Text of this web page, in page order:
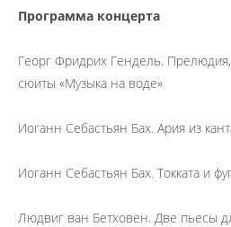
Программа концерта
Георг Фридрих Гендель.
сюиты «Музыка на воде»
Иоганн Себастьян Бах. Ария из
Иоганн Себастьян Бах. Токката и
Людвиг ван Бетховен. Две пьесы